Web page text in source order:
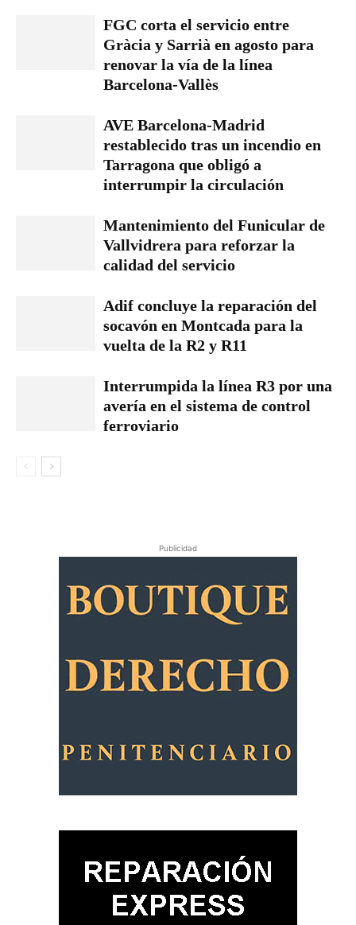
FGC corta el servicio entre
Gràcia y Sarrià en agosto para
renovar la vía de la línea
Barcelona-Vallès
AVE Barcelona-Madrid
restablecido tras un incendio en
Tarragona que obligó a
interrumpir la circulación
Mantenimiento del Funicular de
Vallvidrera para reforzar la
calidad del servicio
Adif concluye la reparación del
socavón en Montcada para la
vuelta de la R2 y R11
Interrumpida la línea R3 por una
avería en el sistema de control
ferroviario
Publicidad